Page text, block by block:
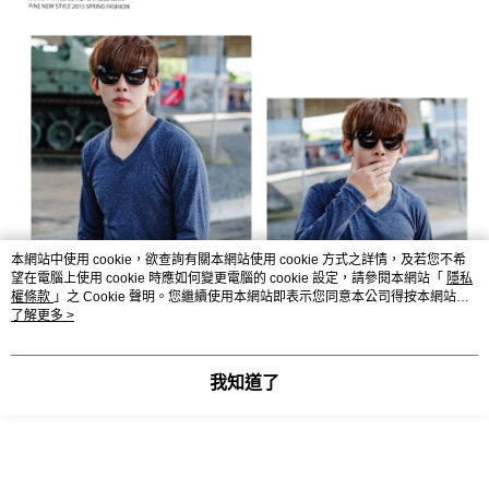
本網站中使用 cookie，欲查詢有關本網站使用 cookie 方式之詳情，及若您不希
望在電腦上使用 cookie 時應如何變更電腦的 cookie 設定，請參閱本網站「 隱私
權條款 」之 Cookie 聲明。您繼續使用本網站即表示您同意本公司得按本網站使
用條款之 Cookie 聲明使用 cookie。
了解更多 >
我知道了